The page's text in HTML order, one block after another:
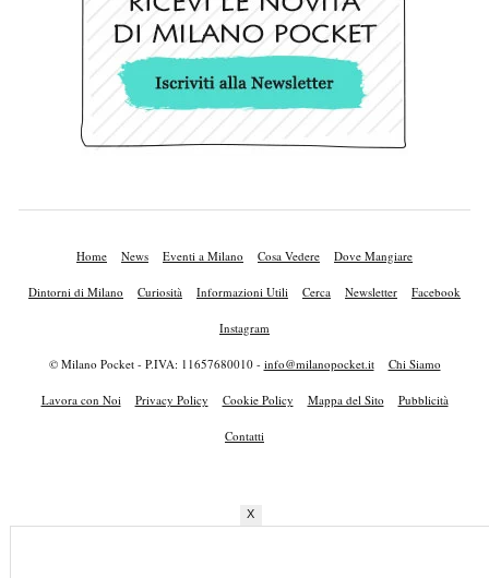
Home News Eventi a Milano Cosa Vedere Dove Mangiare
Dintorni di Milano Curiosità Informazioni Utili Cerca Newsletter Facebook
Instagram
© Milano Pocket - P.IVA: 11657680010 - info@milanopocket.it Chi Siamo
Lavora con Noi Privacy Policy Cookie Policy Mappa del Sito Pubblicità
Contatti
X